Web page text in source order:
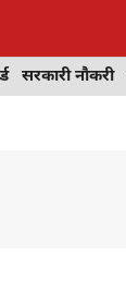
सरकारी नौकरी